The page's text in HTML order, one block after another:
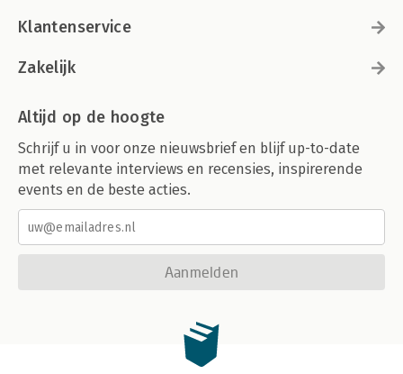
Klantenservice
Zakelijk
Altijd op de hoogte
Schrijf u in voor onze nieuwsbrief en blijf up-to-date
met relevante interviews en recensies, inspirerende
events en de beste acties.
Aanmelden